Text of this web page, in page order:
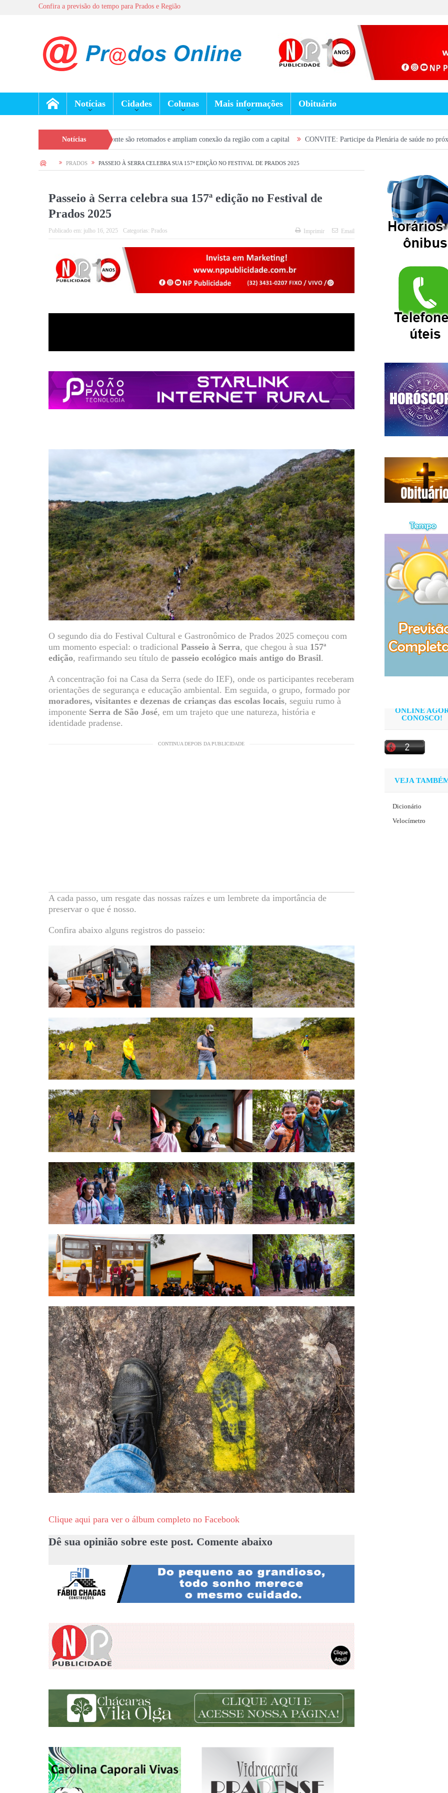
Confira a previsão do tempo para Prados e Região
Notícias Cidades Colunas Mais informações Obituário
Notícias
Rei e Belo Horizonte são retomados e ampliam conexão da região com a capital CONVITE: Participe da Plenária de saúde no próximo sábado e
HOME PRADOS PASSEIO À SERRA CELEBRA SUA 157ª EDIÇÃO NO FESTIVAL DE PRADOS 2025
Passeio à Serra celebra sua 157ª edição no Festival de
Prados 2025
Publicado em: julho 16, 2025 Categorias: Prados Imprimir Email
O segundo dia do Festival Cultural e Gastronômico de Prados 2025 começou com
um momento especial: o tradicional Passeio à Serra, que chegou à sua 157ª
edição, reafirmando seu título de passeio ecológico mais antigo do Brasil.
A concentração foi na Casa da Serra (sede do IEF), onde os participantes receberam
orientações de segurança e educação ambiental. Em seguida, o grupo, formado por
moradores, visitantes e dezenas de crianças das escolas locais, seguiu rumo à
imponente Serra de São José, em um trajeto que une natureza, história e
identidade pradense.
CONTINUA DEPOIS DA PUBLICIDADE
A cada passo, um resgate das nossas raízes e um lembrete da importância de
preservar o que é nosso.
Confira abaixo alguns registros do passeio:
Clique aqui para ver o álbum completo no Facebook
Dê sua opinião sobre este post. Comente abaixo
ONLINE
CONOSCO!
VEJA
Dicionário
Velocímetro